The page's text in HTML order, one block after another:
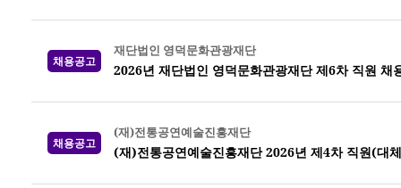
채용공고
재단법인 영덕문화관광재단
2026년 재단법인 영덕문화관광재단 제6차 직원 채
채용공고
(재)전통공연예술진흥재단
(재)전통공연예술진흥재단 2026년 제4차 직원(대